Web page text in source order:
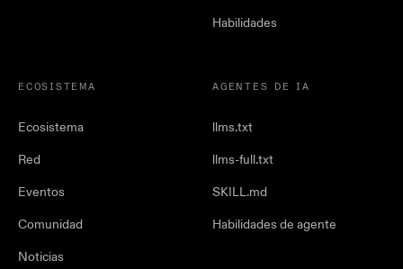
Habilidades
ECOSISTEMA
Ecosistema
Red
Eventos
Comunidad
Noticias
AGENTES DE IA
llms.txt
llms-full.txt
SKILL.md
Habilidades de agente